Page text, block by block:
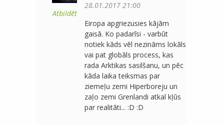
Atbildēt
28.01.2017 21:00
Eiropa apgriezusies kājām
gaisā. Ko padarīsi - varbūt
notiek kāds vēl nezināms lokāls
vai pat globāls process, kas
rada Arktikas sasilšanu, un pēc
kāda laika teiksmas par
ziemeļu zemi Hiperboreju un
zaļo zemi Grenlandi atkal kļūs
par realitāti... :D :D